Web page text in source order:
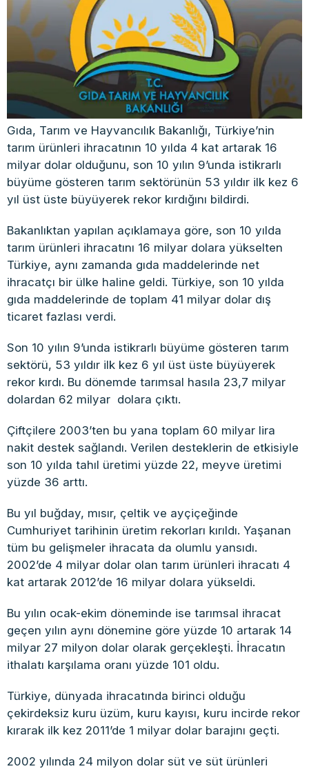
Gıda, Tarım ve Hayvancılık Bakanlığı, Türkiye’nin
tarım ürünleri ihracatının 10 yılda 4 kat artarak 16
milyar dolar olduğunu, son 10 yılın 9’unda istikrarlı
büyüme gösteren tarım sektörünün 53 yıldır ilk kez 6
yıl üst üste büyüyerek rekor kırdığını bildirdi.
Bakanlıktan yapılan açıklamaya göre, son 10 yılda
tarım ürünleri ihracatını 16 milyar dolara yükselten
Türkiye, aynı zamanda gıda maddelerinde net
ihracatçı bir ülke haline geldi. Türkiye, son 10 yılda
gıda maddelerinde de toplam 41 milyar dolar dış
ticaret fazlası verdi.
Son 10 yılın 9’unda istikrarlı büyüme gösteren tarım
sektörü, 53 yıldır ilk kez 6 yıl üst üste büyüyerek
rekor kırdı. Bu dönemde tarımsal hasıla 23,7 milyar
dolardan 62 milyar dolara çıktı.
Çiftçilere 2003’ten bu yana toplam 60 milyar lira
nakit destek sağlandı. Verilen desteklerin de etkisiyle
son 10 yılda tahıl üretimi yüzde 22, meyve üretimi
yüzde 36 arttı.
Bu yıl buğday, mısır, çeltik ve ayçiçeğinde
Cumhuriyet tarihinin üretim rekorları kırıldı. Yaşanan
tüm bu gelişmeler ihracata da olumlu yansıdı.
2002’de 4 milyar dolar olan tarım ürünleri ihracatı 4
kat artarak 2012’de 16 milyar dolara yükseldi.
Bu yılın ocak-ekim döneminde ise tarımsal ihracat
geçen yılın aynı dönemine göre yüzde 10 artarak 14
milyar 27 milyon dolar olarak gerçekleşti. İhracatın
ithalatı karşılama oranı yüzde 101 oldu.
Türkiye, dünyada ihracatında birinci olduğu
çekirdeksiz kuru üzüm, kuru kayısı, kuru incirde rekor
kırarak ilk kez 2011’de 1 milyar dolar barajını geçti.
2002 yılında 24 milyon dolar süt ve süt ürünleri